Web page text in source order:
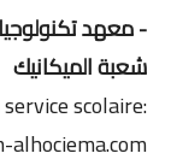
- معهد
شعبة الميكانيك
scolaire: